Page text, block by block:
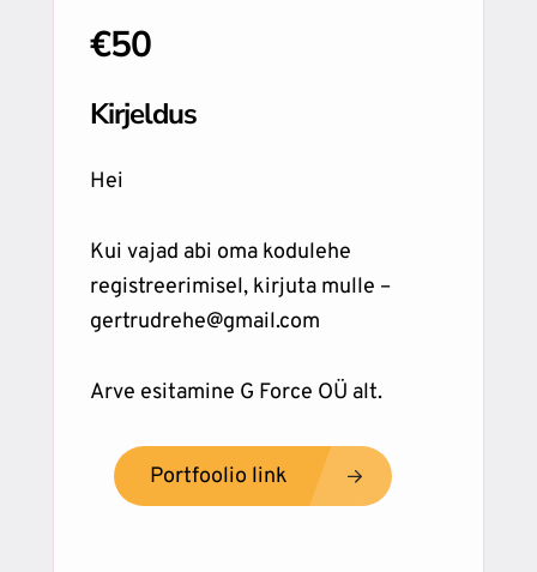
€50
Kirjeldus
Hei
Kui vajad abi oma kodulehe
registreerimisel, kirjuta mulle –
gertrudrehe@gmail.com
Arve esitamine G Force OÜ alt.
Portfoolio link